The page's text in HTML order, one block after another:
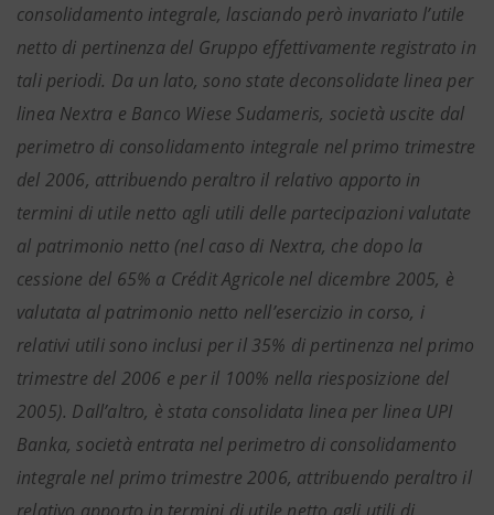
consolidamento integrale, lasciando però invariato l’utile
netto di pertinenza del Gruppo effettivamente registrato in
tali periodi. Da un lato, sono state deconsolidate linea per
linea Nextra e Banco Wiese Sudameris, società uscite dal
perimetro di consolidamento integrale nel primo trimestre
del 2006, attribuendo peraltro il relativo apporto in
termini di utile netto agli utili delle partecipazioni valutate
al patrimonio netto (nel caso di Nextra, che dopo la
cessione del 65% a Crédit Agricole nel dicembre 2005, è
valutata al patrimonio netto nell’esercizio in corso, i
relativi utili sono inclusi per il 35% di pertinenza nel primo
trimestre del 2006 e per il 100% nella riesposizione del
2005). Dall’altro, è stata consolidata linea per linea UPI
Banka, società entrata nel perimetro di consolidamento
integrale nel primo trimestre 2006, attribuendo peraltro il